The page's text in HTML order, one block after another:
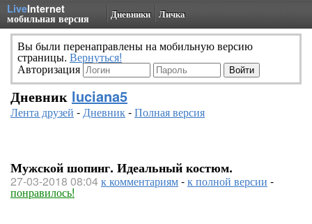
LiveInternet
мобильная версия Дневники Личка
Вы были перенаправлены на мобильную версию
страницы. Вернуться!
Авторизация
Дневник luciana5
Лента друзей -Дневник-Полная версия
Мужской шопинг. Идеальный костюм.
27-03-2018 08:04к комментариям-к полной версии -
понравилось!